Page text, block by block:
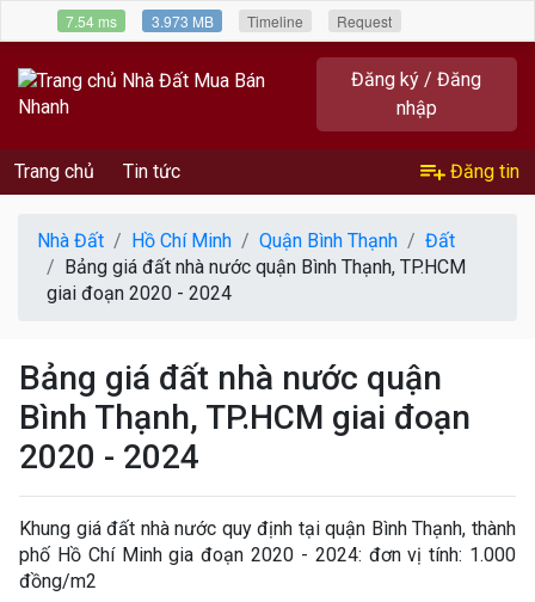
Đăng ký / Đăng
nhập
Trang chủ Tin tức Đăng tin
Nhà Đất Hồ Chí Minh Quận Bình Thạnh
Đất
Bảng giá đất nhà nước quận Bình Thạnh, TP.HCM
giai đoạn 2020 - 2024
Bảng giá đất nhà nước quận
Bình Thạnh, TP.HCM giai đoạn
2020 - 2024
Khung giá đất nhà nước quy định tại quận Bình Thạnh, thành
phố Hồ Chí Minh gia đoạn 2020 - 2024: đơn vị tính: 1.000
đồng/m2
7.54 ms 3.973 MB Timeline Request